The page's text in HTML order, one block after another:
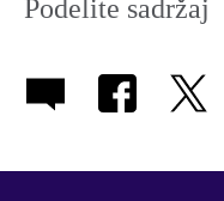
Podelite sadržaj